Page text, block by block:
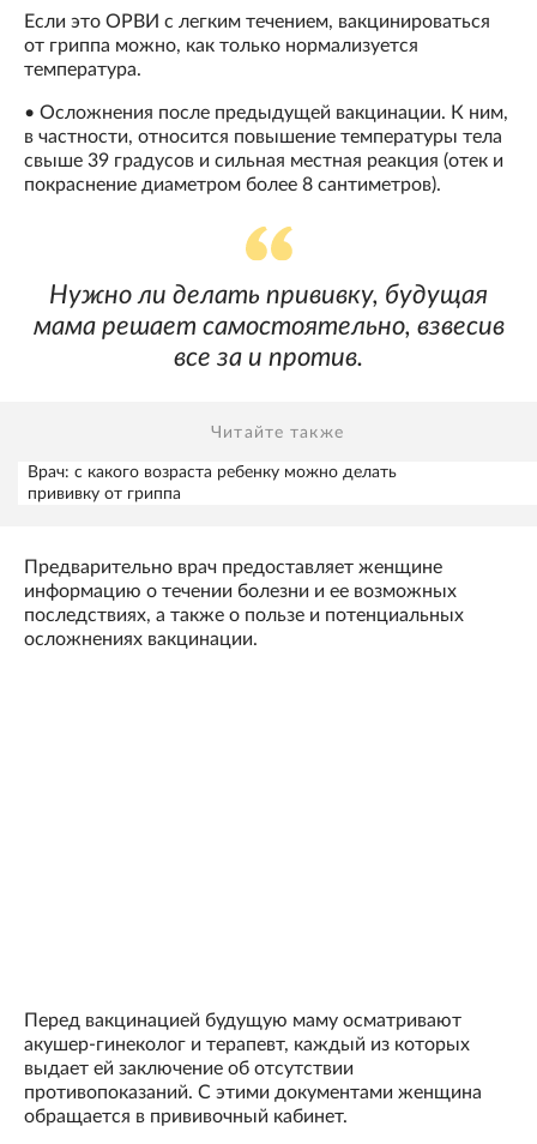
Если это ОРВИ с легким течением, вакцинироваться
от гриппа можно, как только нормализуется
температура.
• Осложнения после предыдущей вакцинации. К ним,
в частности, относится повышение температуры тела
свыше 39 градусов и сильная местная реакция (отек и
покраснение диаметром более 8 сантиметров).
Нужно ли делать прививку, будущая
мама решает самостоятельно, взвесив
все за и против.
Читайте также
Врач: с какого возраста ребенку можно делать
прививку от гриппа
Предварительно врач предоставляет женщине
информацию о течении болезни и ее возможных
последствиях, а также о пользе и потенциальных
осложнениях вакцинации.
Перед вакцинацией будущую маму осматривают
акушер-гинеколог и терапевт, каждый из которых
выдает ей заключение об отсутствии
противопоказаний. С этими документами женщина
обращается в прививочный кабинет.